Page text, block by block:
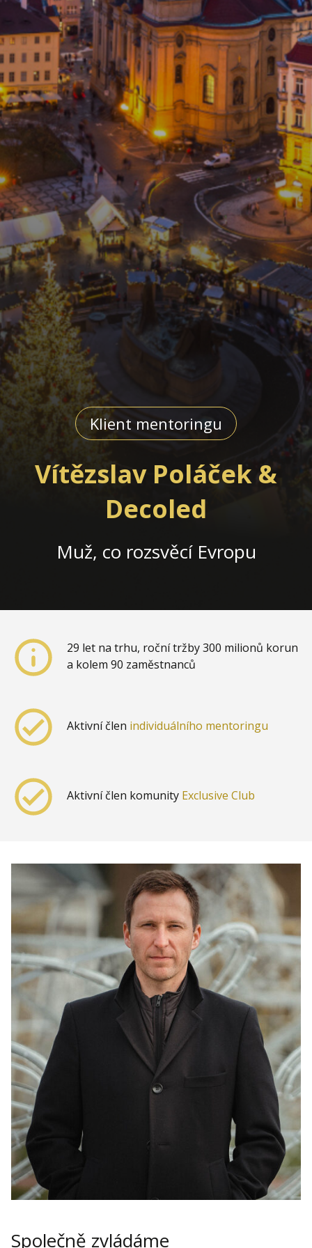
Obchodní podmínky
Hledaná fráze Hledat
Klient mentoringu
Vítězslav Poláček &
Decoled
Muž, co rozsvěcí Evropu
29 let na trhu, roční tržby 300 milionů korun
a kolem 90 zaměstnanců
Aktivní člen individuálního mentoringu
Aktivní člen komunity Exclusive Club
Společně zvládáme